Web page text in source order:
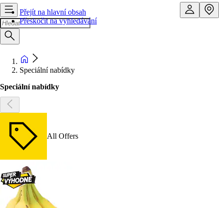
Přejít na hlavní obsah
Přeskočit na vyhledávání
Speciální nabídky
Speciální nabídky
All Offers